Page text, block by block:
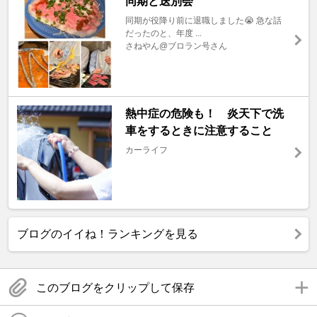
同期が役降り前に退職しました😭 急な話
だったのと、年度 ...
さねやん@ブロラン号さん
熱中症の危険も！ 炎天下で洗
車をするときに注意すること
カーライフ
ブログのイイね！ランキングを見る
このブログをクリップして保存